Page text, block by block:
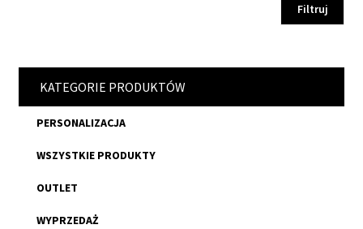
Filtruj
KATEGORIE PRODUKTÓW
PERSONALIZACJA
WSZYSTKIE PRODUKTY
OUTLET
WYPRZEDAŻ